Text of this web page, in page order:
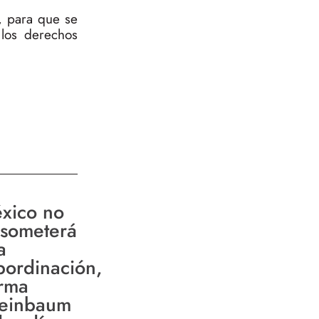
para que se
derechos
no